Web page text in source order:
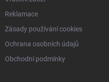
Reklamace
Zásady používání cookies
Ochrana osobních údajů
Obchodní podmínky